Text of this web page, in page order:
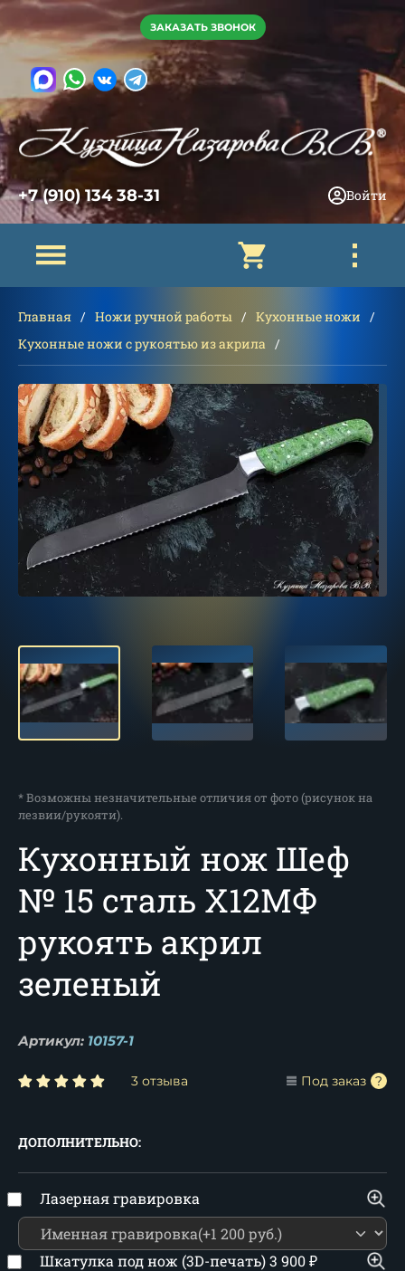
ЗАКАЗАТЬ ЗВОНОК
+7 (910) 134 38-31 Войти
Главная Ножи ручной работы
Кухонные ножи
Кухонные ножи с рукоятью из акрила
* Возможны незначительные отличия от фото (рисунок на
лезвии/рукояти).
Кухонный нож Шеф
№ 15 сталь Х12МФ
рукоять акрил
зеленый
Артикул: 10157-1
3 отзыва Под заказ
ДОПОЛНИТЕЛЬНО:
Лазерная гравировка
Шкатулка под нож (3D-печать)3 900₽